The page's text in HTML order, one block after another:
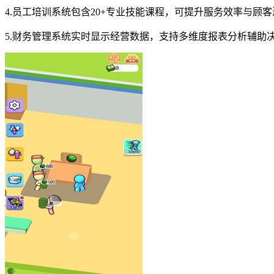
4.员工培训系统包含20+专业技能课程，可提升服务效率与顾
5.财务管理系统实时显示经营数据，支持多维度报表分析辅助